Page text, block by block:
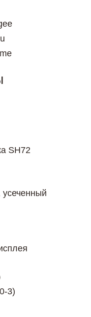
SH72
3)